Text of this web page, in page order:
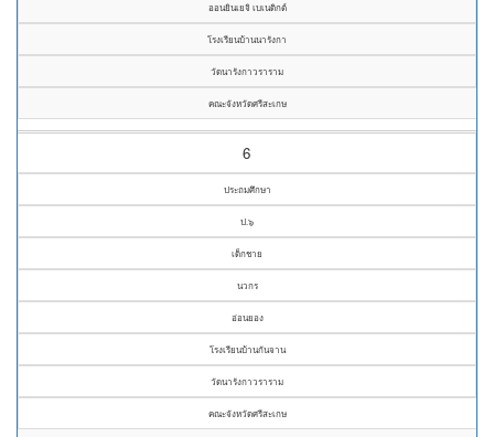
ออนยินเยจิ เบเนดิกต์
โรงเรียนบ้านนารังกา
วัดนารังกาวราราม
คณะจังหวัดศรีสะเกษ
6
ประถมศึกษา
ป.๖
เด็กชาย
นวกร
อ่อนยอง
โรงเรียนบ้านกันจาน
วัดนารังกาวราราม
คณะจังหวัดศรีสะเกษ